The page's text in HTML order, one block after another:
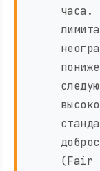
часа.
(Fair